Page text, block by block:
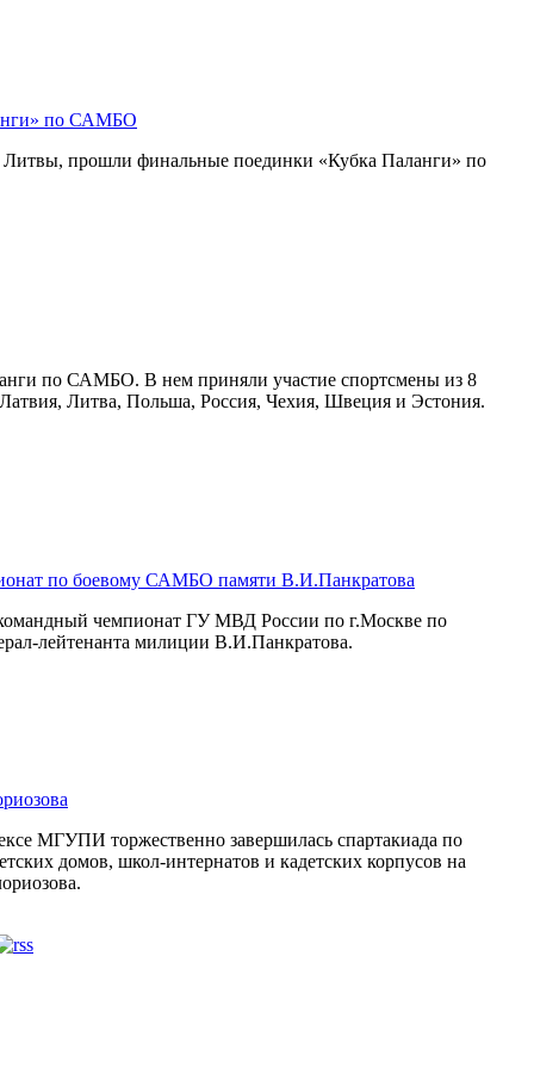
по САМБО
Литвы, прошли финальные поединки «Кубка Паланги» по
по САМБО. В нем приняли участие спортсмены из 8
Латвия, Литва, Польша, Россия, Чехия, Швеция и Эстония.
по боевому САМБО памяти В.И.Панкратова
командный чемпионат ГУ МВД России по г.Москве по
лейтенанта милиции В.И.Панкратова.
МГУПИ торжественно завершилась спартакиада по
домов, школ-интернатов и кадетских корпусов на